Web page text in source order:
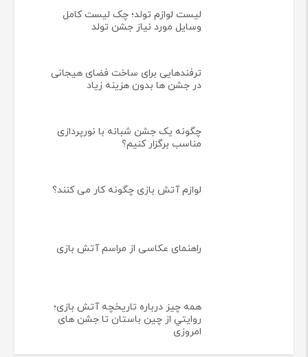
لیست لوازم تولد؛ چک لیست کامل
وسایل مورد نیاز جشن تولد
ترفندهایی برای ساخت فضای هیجانی
در جشن ها بدون هزینه زیاد
چگونه یک جشن شبانه با نورپردازی
مناسب برگزار کنیم؟
لوازم آتش بازی چگونه کار می کنند؟
راهنمای عکاسی از مراسم آتش بازی
همه چيز درباره تاريخچه آتش بازی؛
روايتي از چين باستان تا جشن های
امروزی